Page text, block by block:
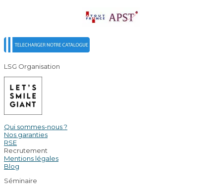
LSG Organisation
Qui sommes-nous ?
Nos garanties
RSE
Recrutement
Mentions légales
Blog
Séminaire